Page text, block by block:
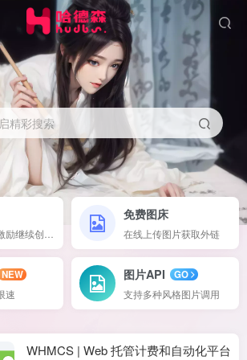
精彩搜索
免费图床
在线上传图片获取外链
NEW
速
图片API
GO
支持多种风格图片调用
WHMCS | Web 托管计费和自动化平台